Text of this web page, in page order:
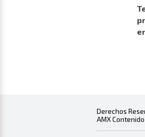
Derechos
AMX Contenido